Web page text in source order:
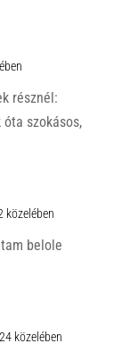
résznél:
óta szokásos,
közelében
belole
közelében